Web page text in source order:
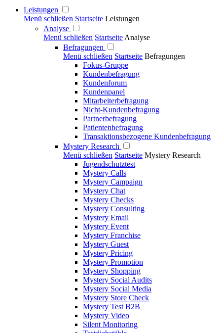
Leistungen
Menü schließen Startseite Leistungen
Analyse
Menü schließen Startseite Analyse
Befragungen
Menü schließen Startseite Befragungen
Fokus-Gruppe
Kundenbefragung
Kundenforum
Kundenpanel
Mitarbeiterbefragung
Nicht-Kundenbefragung
Partnerbefragung
Patientenbefragung
Transaktionsbezogene Kundenbefragung
Mystery Research
Menü schließen Startseite Mystery Research
Jugendschutztest
Mystery Calls
Mystery Campaign
Mystery Chat
Mystery Checks
Mystery Consulting
Mystery Email
Mystery Event
Mystery Franchise
Mystery Guest
Mystery Pricing
Mystery Promotion
Mystery Shopping
Mystery Social Audits
Mystery Social Media
Mystery Store Check
Mystery Test B2B
Mystery Video
Silent Monitoring